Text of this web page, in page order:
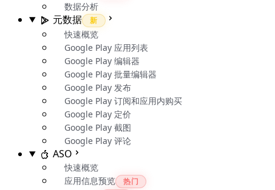
数据分析
元数据 新
快速概览
Google Play 应用列表
Google Play 编辑器
Google Play 批量编辑器
Google Play 发布
Google Play 订阅和应用内购买
Google Play 定价
Google Play 截图
Google Play 评论
ASO
快速概览
应用信息预览
热门